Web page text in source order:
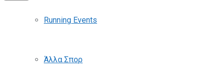
Running Events
Άλλα Σπορ